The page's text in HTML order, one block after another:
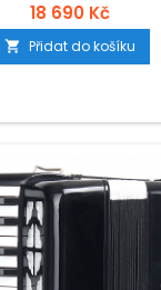
18 690 Kč
 Přidat do košíku